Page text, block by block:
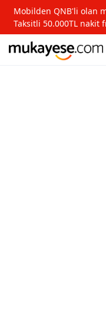
Mobilden QNB'li olan
Taksitli 50.000TL nakit